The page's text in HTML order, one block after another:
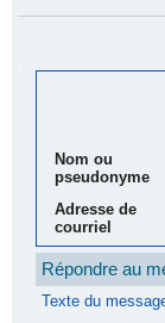
Nom ou
pseudonyme
Adresse de
courriel
Répondre au
Texte du